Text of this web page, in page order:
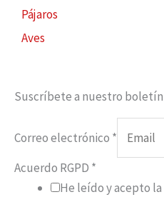
Pájaros
Aves
Suscríbete a nuestro boletín
Correo electrónico *
Acuerdo RGPD *
He leído y acepto la